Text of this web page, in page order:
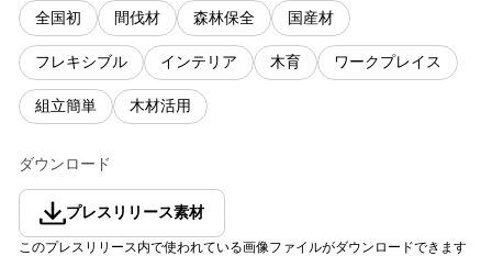
全国初 間伐材 森林保全 国産材
フレキシブル インテリア 木育 ワークプレイス
組立簡単 木材活用
ダウンロード
プレスリリース素材
このプレスリリース内で使われている画像ファイルがダウンロードできます